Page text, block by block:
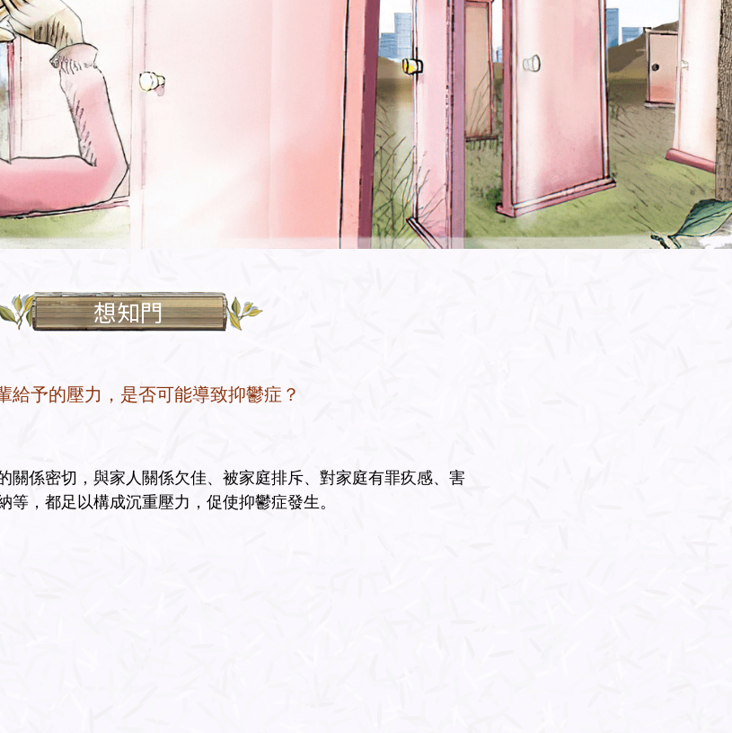
想知門
給予的壓力，是否可能導致抑鬱症？
關係密切，與家人關係欠佳、被家庭排斥、對家庭有罪疚感、害
等，都足以構成沉重壓力，促使抑鬱症發生。